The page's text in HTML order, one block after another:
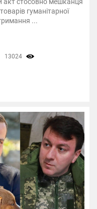
гуманітарної
...
13024